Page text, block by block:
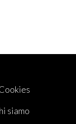
siamo